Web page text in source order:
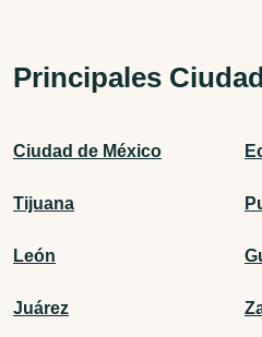
Principales
Ciudad de México
Tijuana
León
Juárez